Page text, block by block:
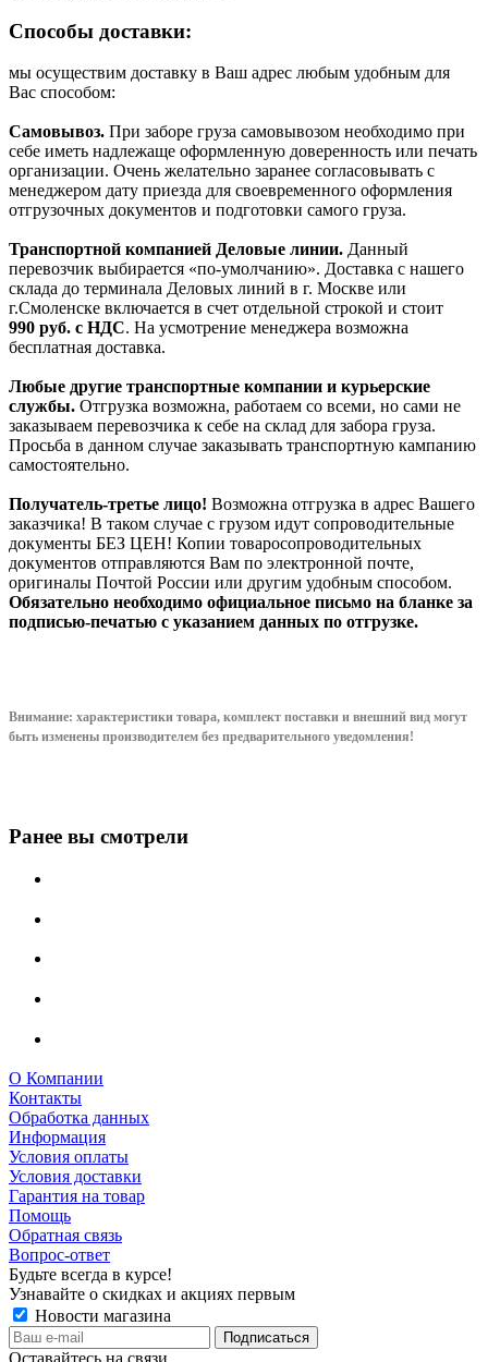
Способы доставки:
мы осуществим доставку в Ваш адрес любым удобным для
Вас способом:
Самовывоз. При заборе груза самовывозом необходимо при
себе иметь надлежаще оформленную доверенность или печать
организации. Очень желательно заранее согласовывать с
менеджером дату приезда для своевременного оформления
отгрузочных документов и подготовки самого груза.
Транспортной компанией Деловые линии. Данный
перевозчик выбирается «по-умолчанию». Доставка с нашего
склада до терминала Деловых линий в г. Москве или
г.Смоленске включается в счет отдельной строкой и стоит
990 руб. с НДС. На усмотрение менеджера возможна
бесплатная доставка.
Любые другие транспортные компании и курьерские
службы. Отгрузка возможна, работаем со всеми, но сами не
заказываем перевозчика к себе на склад для забора груза.
Просьба в данном случае заказывать транспортную кампанию
самостоятельно.
Получатель-третье лицо! Возможна отгрузка в адрес Вашего
заказчика! В таком случае с грузом идут сопроводительные
документы БЕЗ ЦЕН! Копии товаросопроводительных
документов отправляются Вам по электронной почте,
оригиналы Почтой России или другим удобным способом.
Обязательно необходимо официальное письмо на бланке за
подписью-печатью с указанием данных по отгрузке.
Внимание: характеристики товара, комплект поставки и внешний вид могут
быть изменены производителем без предварительного уведомления!
Ранее вы смотрели
О Компании
Контакты
Обработка данных
Информация
Условия оплаты
Условия доставки
Гарантия на товар
Помощь
Обратная связь
Вопрос-ответ
Будьте всегда в курсе!
Узнавайте о скидках и акциях первым
Новости магазина